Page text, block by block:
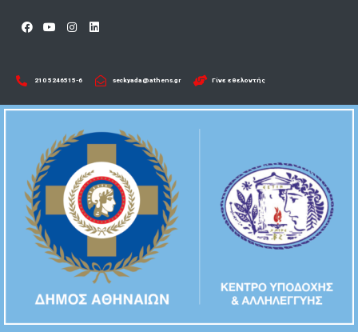
210 5246515-6​ seckyada@athens.gr Γίνε εθελοντής